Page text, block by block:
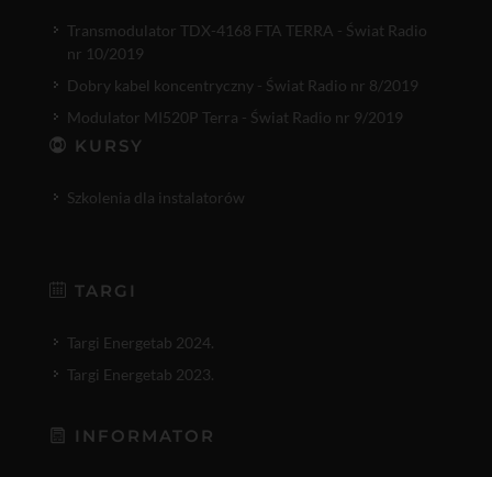
Transmodulator TDX-4168 FTA TERRA - Świat Radio
nr 10/2019
Dobry kabel koncentryczny - Świat Radio nr 8/2019
Modulator MI520P Terra - Świat Radio nr 9/2019
KURSY
Szkolenia dla instalatorów
TARGI
Targi Energetab 2024.
Targi Energetab 2023.
INFORMATOR